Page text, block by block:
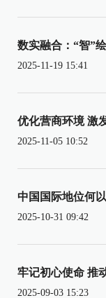
数实融合：“智”
2025-11-19 15:41
优化营商环境 激
2025-11-05 10:52
中国国际地位何
2025-10-31 09:42
牢记初心使命 推
2025-09-03 15:23